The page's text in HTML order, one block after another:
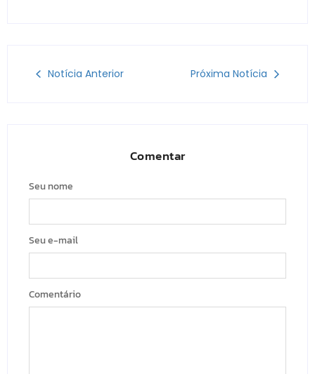
Notícia Anterior Próxima Notícia
Comentar
Seu nome
Seu e-mail
Comentário